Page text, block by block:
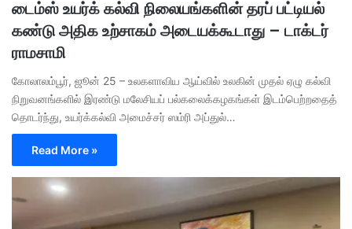
டைம்ஸ் உயர்க் கல்வி நிலையங்களின் தரப் பட்டியல்
கண்டு அதிக உற்சாகம் அடையக்கூடாது – டாக்டர்
ராமசாமி
கோலாலம்பூர், ஜூன் 25 – உலகளாவிய ஆய்வில் உலகின் முதல் ஏழு கல்வி
நிறுவனங்களில் இரண்டு மலேசியப் பல்கலைக்கழகங்கள் இடம்பெற்றதைத்
தொடர்ந்து, உயர்க்கல்வி அமைச்சர் ஸம்ரி அப்துல்…
Read More »